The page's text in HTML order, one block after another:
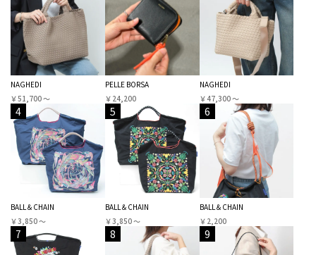
NAGHEDI
￥51,700 〜
PELLE BORSA
￥24,200
NAGHEDI
￥47,300 〜
4
BALL＆CHAIN
￥3,850 〜
5
BALL＆CHAIN
￥3,850 〜
6
BALL＆CHAIN
￥2,200
7 8 9